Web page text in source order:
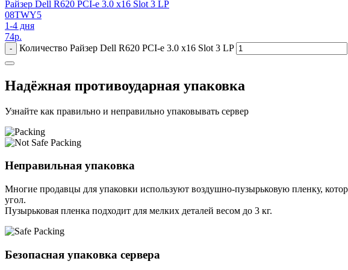
Райзер Dell R620 PCI-e 3.0 x16 Slot 3 LP
08TWY5
1-4 дня
74р.
- Количество Райзер Dell R620 PCI-e 3.0 x16 Slot 3 LP
Надёжная противоударная упаковка
Узнайте как правильно и неправильно упаковывать сервер
Неправильная упаковка
Многие продавцы для упаковки используют воздушно-пузырьковую пленку,
угол.
Пузырьковая пленка подходит для мелких деталей весом до 3 кг.
Безопасная упаковка сервера